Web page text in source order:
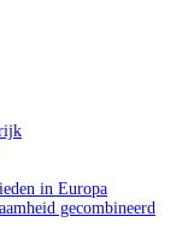
in Europa
gecombineerd